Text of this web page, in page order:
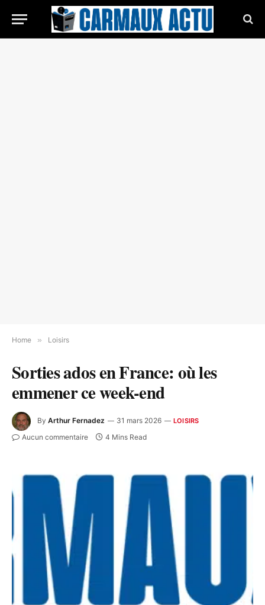
Home » Loisirs
Sorties ados en France: où les
emmener ce week-end
By Arthur Fernadez 31 mars 2026 LOISIRS
Aucun commentaire 4 Mins Read